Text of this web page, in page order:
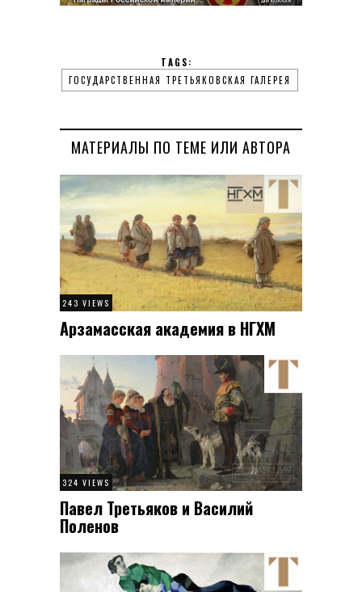
TAGS:
ГОСУДАРСТВЕННАЯ ТРЕТЬЯКОВСКАЯ ГАЛЕРЕЯ
МАТЕРИАЛЫ ПО ТЕМЕ ИЛИ АВТОРА
243 VIEWS
Арзамасская академия в НГХМ
324 VIEWS
Павел Третьяков и Василий
Поленов